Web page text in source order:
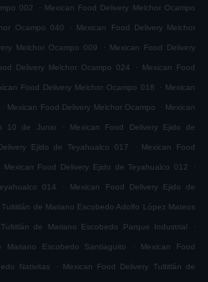
002 . Mexican Food Delivery Melchor Ocampo
Ocampo 040 . Mexican Food Delivery Melchor
Melchor Ocampo 009 . Mexican Food Delivery
Delivery Melchor Ocampo 024 . Mexican Food
Food Delivery Melchor Ocampo 018 . Mexican
. Mexican Food Delivery Melchor Ocampo . Mexican
10 de Junio . Mexican Food Delivery Ejido de
Ejido de Teyahualco 017 . Mexican Food
Mexican Food Delivery Ejido de Teyahualco 012 .
014 . Mexican Food Delivery Ejido de
Tultitlán de Mariano Escobedo Adolfo López Mateos
de Mariano Escobedo Parque Industrial .
Mariano Escobedo Santiaguito . Mexican Food
Nativitas . Mexican Food Delivery Tultitlán de